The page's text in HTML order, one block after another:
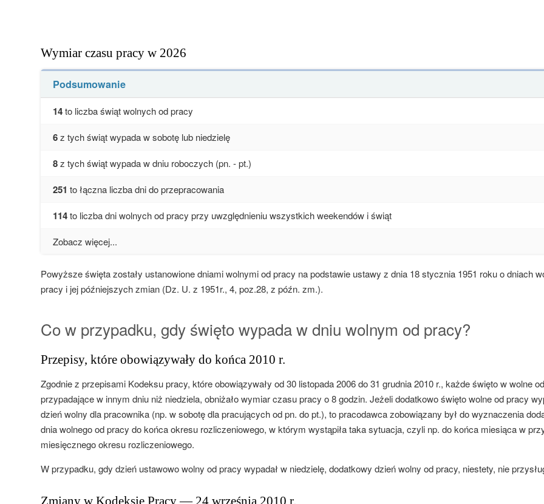
Wymiar czasu pracy w 2026
Podsumowanie
14to liczba świąt wolnych od pracy
6z tych świąt wypada w sobotę lub niedzielę
8z tych świąt wypada w dniu roboczych (pn. - pt.)
251 to łączna liczba dni do przepracowania
114to liczba dni wolnych od pracy przy uwzględnieniu wszystkich weekendów i świąt
Zobacz więcej...
Powyższe święta zostały ustanowione dniami wolnymi od pracy na podstawie ustawy z dnia 18 stycznia 1951 roku o dniach
pracy i jej późniejszych zmian (Dz. U. z 1951r., 4, poz.28, z późn. zm.).
Co w przypadku, gdy święto wypada w dniu wolnym od pracy?
Przepisy, które obowiązywały do końca 2010 r.
Zgodnie z przepisami Kodeksu pracy, które obowiązywały od 30 listopada 2006 do 31 grudnia 2010 r., każde święto w wolne
przypadające w innym dniu niż niedziela, obniżało wymiar czasu pracy o 8 godzin. Jeżeli dodatkowo święto wolne od pracy
dzień wolny dla pracownika (np. w sobotę dla pracujących od pn. do pt.), to pracodawca zobowiązany był do wyznaczenia
dnia wolnego od pracy do końca okresu rozliczeniowego, w którym wystąpiła taka sytuacja, czyli np. do końca miesiąca w
miesięcznego okresu rozliczeniowego.
W przypadku, gdy dzień ustawowo wolny od pracy wypadał w niedzielę, dodatkowy dzień wolny od pracy, niestety, nie
Zmiany w Kodeksie Pracy — 24 września 2010 r.